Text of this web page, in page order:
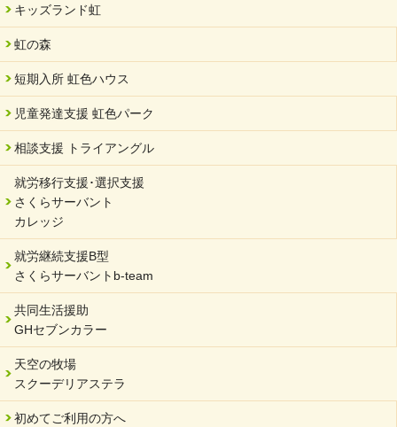
キッズランド虹
虹の森
短期入所 虹色ハウス
児童発達支援 虹色パーク
相談支援 トライアングル
就労移行支援･選択支援
さくらサーバント
カレッジ
就労継続支援B型
さくらサーバントb-team
共同生活援助
GHセブンカラー
天空の牧場
スクーデリアステラ
初めてご利用の方へ